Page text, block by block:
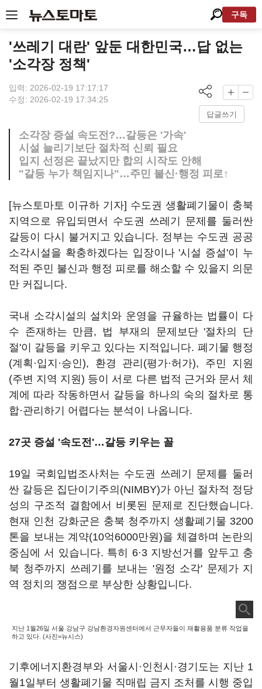
구독
'쓰레기 대란' 앞둔 대한민국…답 없는
'소각장 정책'
입력: 2026-02-19 17:17:17
수정: 2026-02-19 17:34:25
답글쓰기
소각장 증설 속도전?…갈등은 '가속'
시설 늘리기보단 절차적 신뢰 필요
입지 선정은 끝났지만 합의 시작도 안해
"갈등 누가 책임지나"…주민 불신·행정 피로↑
[뉴스토마토 이규하 기자] 수도권 생활폐기물이 충북
지역으로 유입되면서 수도권 쓰레기 문제를 둘러싼
갈등이 다시 불거지고 있습니다. 정부는 수도권 공공
소각시설을 확충하겠다는 입장이나 '시설 증설'이 누
적된 주민 불신과 행정 피로를 해소할 수 있을지 의문
만 커집니다.
국내 소각시설의 설치와 운영을 규율하는 법률이 다
수 존재하는 만큼, 법 부재의 문제보단 '절차의 단
절'이 갈등을 키우고 있다는 지적입니다. 폐기물 행정
(계획·입지·승인), 환경 관리(평가·허가), 주민 지원
(주변 지역 지원) 등이 서로 다른 법적 근거와 문서 체
계에 따라 작동하면서 갈등을 하나의 숙의 절차로 통
합·관리하기 어렵다는 분석이 나옵니다.
27곳 증설 '속도전'…갈등 키우는 꼴
19일 국회입법조사처는 수도권 쓰레기 문제를 둘러
싼 갈등은 집단이기주의(NIMBY)가 아닌 절차적 정당
성의 구조적 결함에서 비롯된 문제로 진단했습니다.
현재 인천 강화군은 충북 청주까지 생활폐기물 3200
톤을 보내는 계약(10억6000만원)을 체결하며 논란의
중심에 서 있습니다. 특히 6·3 지방선거를 앞두고 충
북 청주까지 쓰레기를 보내는 '원정 소각' 문제가 지
역 정치의 쟁점으로 부상한 상황입니다.
지난 1월26일 서울 강남구 강남환경자원센터에서 근무자들이 재활용품 분류 작업을
하고 있다. (사진=뉴시스)
기후에너지환경부와 서울시·인천시·경기도는 지난 1
월1일부터 생활폐기물 직매립 금지 조처를 시행 중입